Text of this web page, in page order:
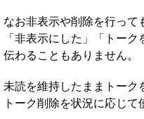
なお非表示や削除を行って
「非表示にした」「トー
伝わることもありません。
未読を維持したままトーク
トーク削除を状況に応じて